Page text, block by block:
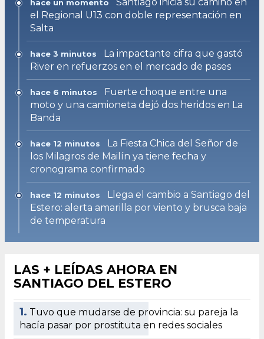
hace un momento
Santiago inicia su camino en
el Regional U13 con doble representación en
Salta
hace 3 minutos
La impactante cifra que gastó
River en refuerzos en el mercado de pases
hace 6 minutos
Fuerte choque entre una
moto y una camioneta dejó dos heridos en La
Banda
hace 12 minutos
La Fiesta Chica del Señor de
los Milagros de Mailín ya tiene fecha y
cronograma confirmado
hace 12 minutos
Llega el cambio a Santiago del
Estero: alerta amarilla por viento y brusca baja
de temperatura
LAS + LEÍDAS AHORA EN
SANTIAGO DEL ESTERO
1. Tuvo que mudarse de provincia: su pareja la
hacía pasar por prostituta en redes sociales